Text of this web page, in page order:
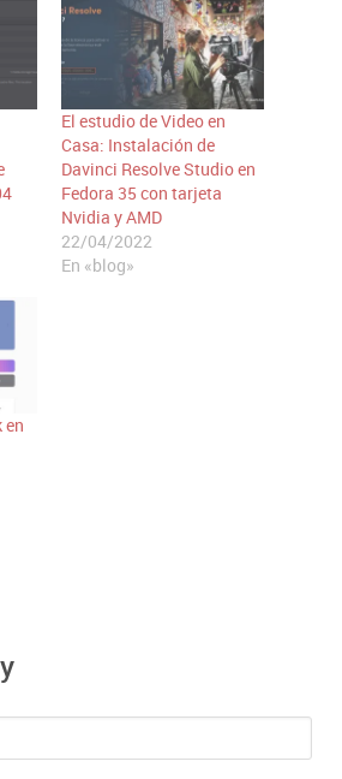
El estudio de Video en
Casa: Instalación de
Davinci Resolve Studio en
Fedora 35 con tarjeta
Nvidia y AMD
22/04/2022
En «blog»
en